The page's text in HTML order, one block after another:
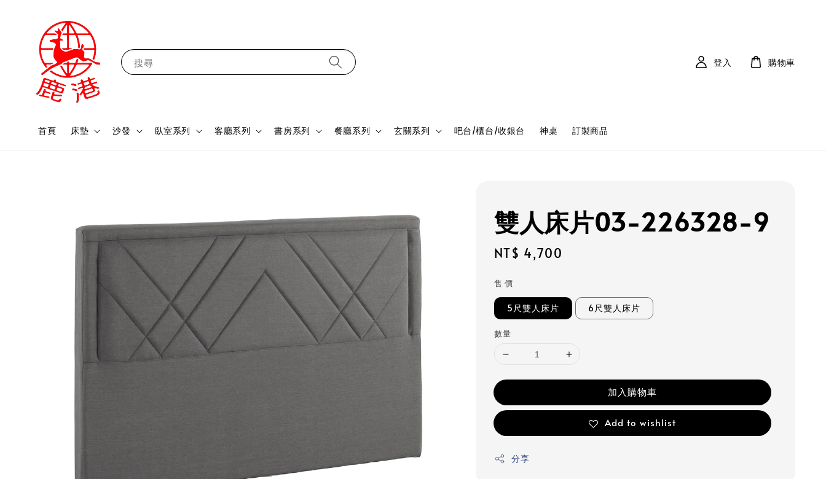
搜尋
首頁 床墊 沙發 臥室系列 客廳系列 書房系列 餐廳系列 玄關系列 吧台/櫃台/收銀台 神桌 訂製商品
登入 購物車
雙人床片03-226328-9
Regular
NT$ 4,700
售 價
5尺雙人床片 6尺雙人床片
數量
加入購物車
Add to wishlist
分享